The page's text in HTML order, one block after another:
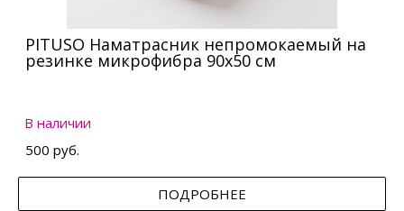
PITUSO Наматрасник непромокаемый на
резинке микрофибра 90х50 см
В наличии
500 руб.
ПОДРОБНЕЕ